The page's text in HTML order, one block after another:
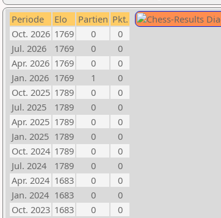
Periode Elo Partien Pkt.
Oct. 2026 1769 0
0
Jul. 2026
1769 0
0
Apr. 2026 1769 0
0
Jan. 2026 1769 1
0
Oct. 2025 1789 0
0
Jul. 2025
1789 0
0
Apr. 2025 1789 0
0
Jan. 2025 1789 0
0
Oct. 2024 1789 0
0
Jul. 2024
1789 0
0
Apr. 2024 1683 0
0
Jan. 2024 1683 0
0
Oct. 2023 1683 0
0